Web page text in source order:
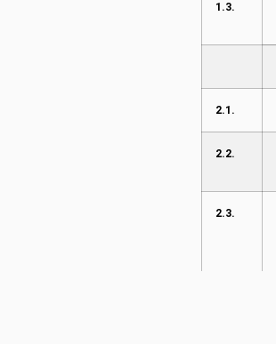
1.3.
2.1.
2.2.
2.3.